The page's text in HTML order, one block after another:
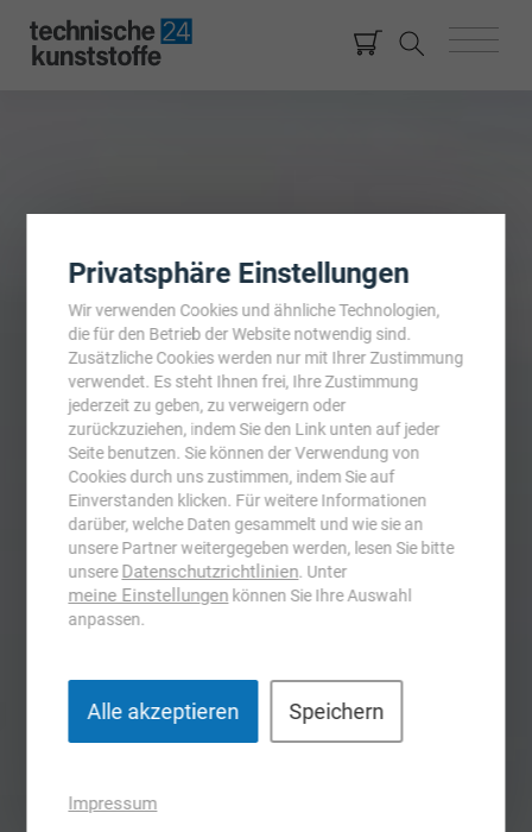
Privatsphäre Einstellungen
Wir verwenden Cookies und ähnliche Technologien,
die für den Betrieb der Website notwendig sind.
Zusätzliche Cookies werden nur mit Ihrer Zustimmung
verwendet. Es steht Ihnen frei, Ihre Zustimmung
jederzeit zu geben, zu verweigern oder
zurückzuziehen, indem Sie den Link unten auf jeder
Seite benutzen. Sie können der Verwendung von
Cookies durch uns zustimmen, indem Sie auf
Einverstanden klicken. Für weitere Informationen
darüber, welche Daten gesammelt und wie sie an
unsere Partner weitergegeben werden, lesen Sie bitte
unsereDatenschutzrichtlinien. Unter
meine Einstellungen können Sie Ihre Auswahl
anpassen.
Alle akzeptieren Speichern
Impressum